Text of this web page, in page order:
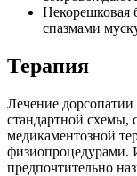
Некорешковая
спазмами
Терапия
Лечение дорсопатии
стандартной схемы,
медикаментозной
физиопроцедурами.
предпочтительно